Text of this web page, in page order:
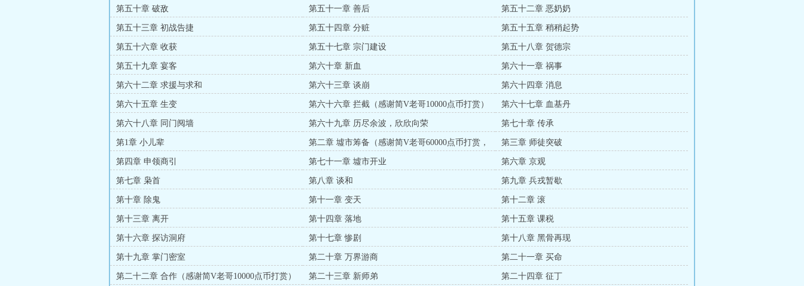
赏）
第五十章 破敌 第五十一章 善后 第五十二章 恶奶奶
第五十三章 初战告捷 第五十四章 分赃 第五十五章 稍稍起势
第五十六章 收获 第五十七章 宗门建设 第五十八章 贺德宗
第五十九章 宴客 第六十章 新血 第六十一章 祸事
第六十二章 求援与求和 第六十三章 谈崩 第六十四章 消息
第六十五章 生变 第六十六章 拦截（感谢简V老哥10000点币打赏） 第六十七章 血基丹
第六十八章 同门阋墙 第六十九章 历尽余波，欣欣向荣 第七十章 传承
第1章 小儿辈
第二章 墟市筹备（感谢简V老哥60000点币打赏，
本书首位盟主）
第三章 师徒突破
第四章 申领商引 第七十一章 墟市开业 第六章 京观
第七章 枭首 第八章 谈和 第九章 兵戎暂歇
第十章 除鬼 第十一章 变天 第十二章 滚
第十三章 离开 第十四章 落地 第十五章 课税
第十六章 探访洞府 第十七章 惨剧 第十八章 黑骨再现
第十九章 掌门密室 第二十章 万界游商 第二十一章 买命
第二十二章 合作（感谢简V老哥10000点币打赏） 第二十三章 新师弟 第二十四章 征丁